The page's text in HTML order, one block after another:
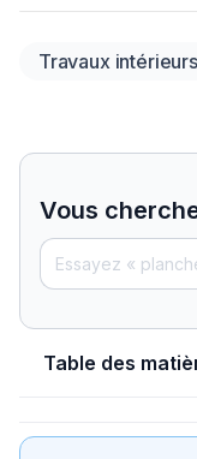
Travaux intérieurs
Vous
Table des